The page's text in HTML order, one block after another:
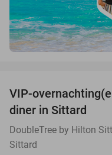
VIP-
diner in Sittard
DoubleTree by Hilton
Sittard